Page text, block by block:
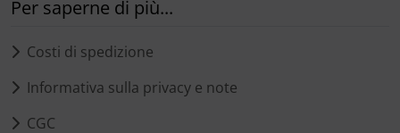
Per saperne di più...
Costi di spedizione
Informativa sulla privacy e note
CGC